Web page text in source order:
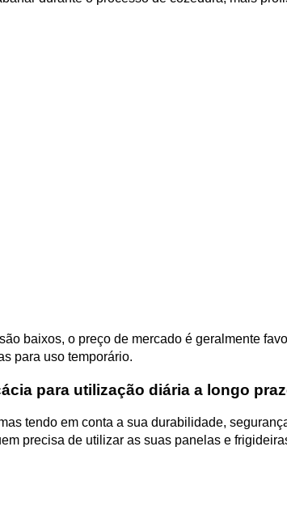
baixos, o preço de mercado é geralmente
para uso temporário.
para utilização diária a longo
tendo em conta a sua durabilidade,
precisa de utilizar as suas panelas e